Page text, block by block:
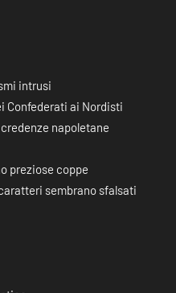
intrusi
Confederati ai Nordisti
napoletane
preziose coppe
sembrano sfalsati